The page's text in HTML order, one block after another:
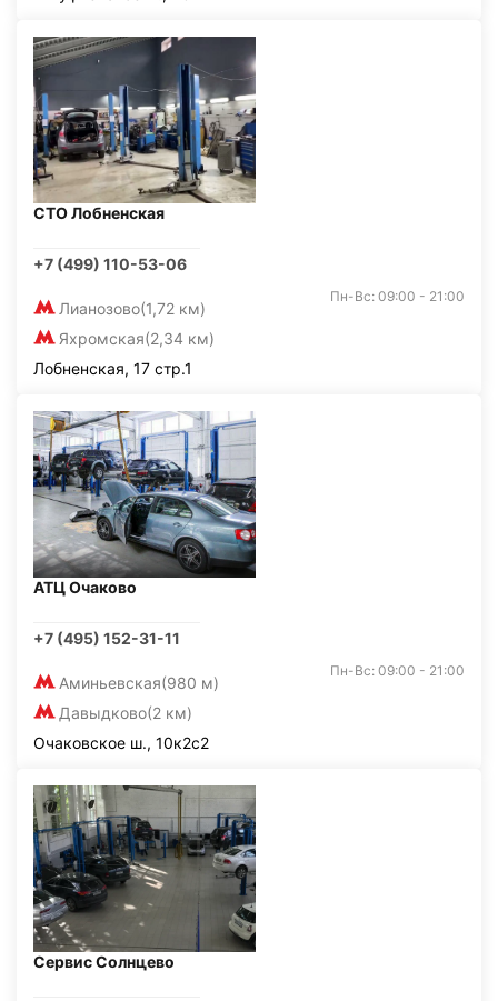
СТО Лобненская
+7 (499) 110-53-06
Лианозово(1,72 км)
Яхромская(2,34 км)
Пн-Вс: 09:00 - 21:00
Лобненская, 17 стр.1
АТЦ Очаково
+7 (495) 152-31-11
Аминьевская(980 м)
Давыдково(2 км)
Пн-Вс: 09:00 - 21:00
Очаковское ш., 10к2с2
Сервис Солнцево